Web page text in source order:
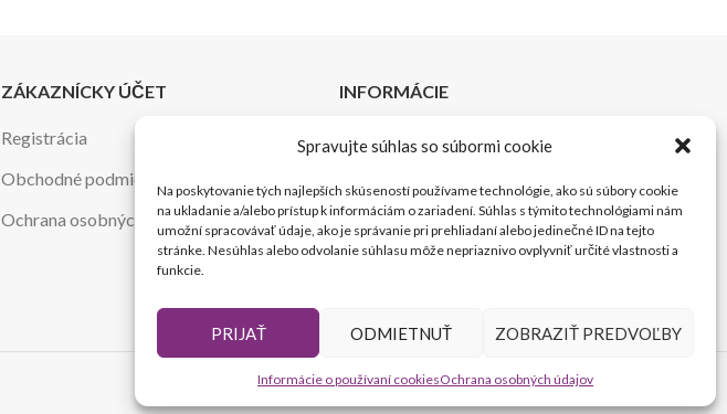
Spravujte súhlas so súbormi cookie
Na poskytovanie tých najlepších skúseností používame technológie, ako sú súbory cookie
na ukladanie a/alebo prístup k informáciám o zariadení. Súhlas s týmito technológiami nám
umožní spracovávať údaje, ako je správanie pri prehliadaní alebo jedinečné ID na tejto
stránke. Nesúhlas alebo odvolanie súhlasu môže nepriaznivo ovplyvniť určité vlastnosti a
funkcie.
PRIJAŤ ODMIETNUŤ ZOBRAZIŤ PREDVOĽBY
Informácie o používaní cookiesOchrana osobných údajov
ZÁKAZNÍCKY ÚČET
Registrácia
Obchodné podmienky
Ochrana osobných údajov
INFORMÁCIE
Kontakt
Cookies
Značenie dátumu spotreby